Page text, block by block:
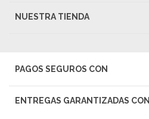
NUESTRA TIENDA
PAGOS SEGUROS CON
ENTREGAS GARANTIZADAS CON